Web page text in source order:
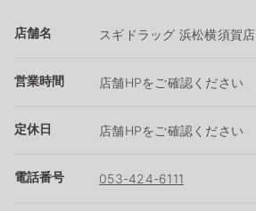
店舗名 スギドラッグ 浜松横須賀店
営業時間 店舗HPをご確認ください
定休日 店舗HPをご確認ください
電話番号 053-424-6111